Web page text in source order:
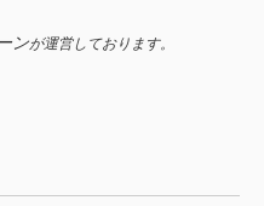
ンが運営しております。